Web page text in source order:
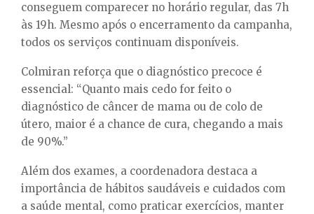
conseguem comparecer no horário regular, das 7h
às 19h. Mesmo após o encerramento da campanha,
todos os serviços continuam disponíveis.
Colmiran reforça que o diagnóstico precoce é
essencial: “Quanto mais cedo for feito o
diagnóstico de câncer de mama ou de colo de
útero, maior é a chance de cura, chegando a mais
de 90%.”
Além dos exames, a coordenadora destaca a
importância de hábitos saudáveis e cuidados com
a saúde mental, como praticar exercícios, manter